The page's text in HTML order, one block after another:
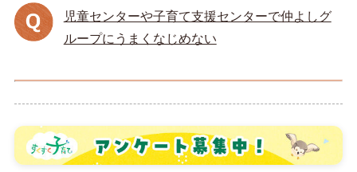
児童センターや子育て支援センターで仲よしグ
ループにうまくなじめない